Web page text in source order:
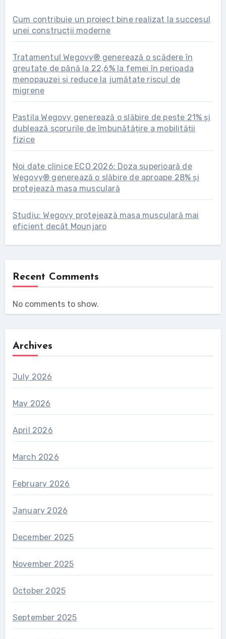
Cum contribuie un proiect bine realizat la succesul
unei construcții moderne
Tratamentul Wegovy® generează o scădere în
greutate de până la 22,6% la femei în perioada
menopauzei și reduce la jumătate riscul de
migrene
Pastila Wegovy generează o slăbire de peste 21% și
dublează scorurile de îmbunătățire a mobilității
fizice
Noi date clinice ECO 2026: Doza superioară de
Wegovy® generează o slăbire de aproape 28% și
protejează masa musculară
Studiu: Wegovy protejează masa musculară mai
eficient decât Mounjaro
Recent Comments
No comments to show.
Archives
July 2026
May 2026
April 2026
March 2026
February 2026
January 2026
December 2025
November 2025
October 2025
September 2025